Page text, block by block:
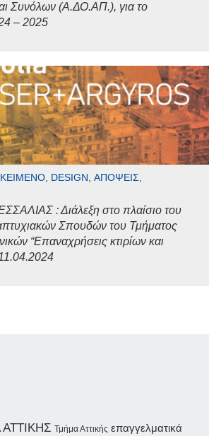
Συνόλων (Α.ΔΟ.ΑΠ.), για το
– 2025
DESIGN, ΑΠΌΨΕΙΣ,
: Διάλεξη στο πλαίσιο του
Σπουδών του Τμήματος
“Επαναχρήσεις κτιρίων και
Τμήμα Αττικής επαγγελματικά